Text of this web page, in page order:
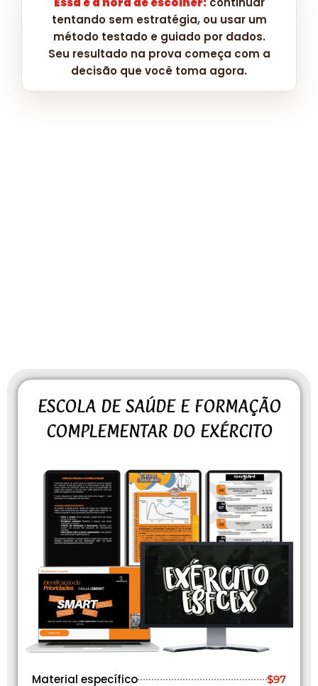
tentando sem estratégia, ou usar um
método testado e guiado por dados.
Seu resultado na prova começa com a
decisão que você toma agora.
ESCOLA DE SAÚDE E FORMAÇÃO
COMPLEMENTAR DO EXÉRCITO
Material específico $97